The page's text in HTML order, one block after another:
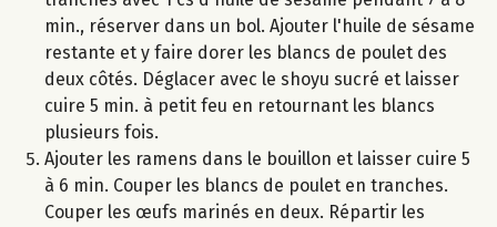
min., réserver dans un bol. Ajouter l'huile de sésame
restante et y faire dorer les blancs de poulet des
deux côtés. Déglacer avec le shoyu sucré et laisser
cuire 5 min. à petit feu en retournant les blancs
plusieurs fois.
Ajouter les ramens dans le bouillon et laisser cuire 5
à 6 min. Couper les blancs de poulet en tranches.
Couper les œufs marinés en deux. Répartir les